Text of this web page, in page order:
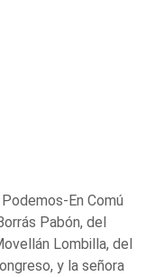
En Comú
Pabón, del
Lombilla, del
y la señora